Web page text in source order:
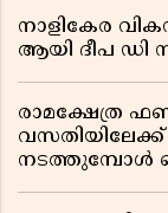
നാളികേര
ആയി ദീപ ഡി
രാമക്ഷേത്ര
വസതിയിലേക്ക്
നടത്തുമ്പോൾ